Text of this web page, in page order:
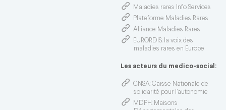
Maladies rares Info Services
Plateforme Maladies Rares
Alliance Maladies Rares
EURORDIS: la voix des
maladies rares en Europe
Les acteurs du medico-social:
CNSA: Caisse Nationale de
solidarité pour l'autonomie
MDPH: Maisons